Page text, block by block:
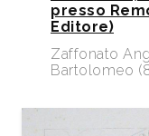
presso
Editore)
Zaffonato
Bartolomeo